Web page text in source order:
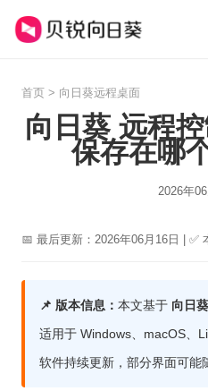
首页 > 向日葵远程桌面
向日葵 远程
保存在哪
2026年
📅 最后更新：2026年06月16日 | ✅
📌 版本信息： 本文基于 向日
适用于 Windows、macOS、
软件持续更新，部分界面可能